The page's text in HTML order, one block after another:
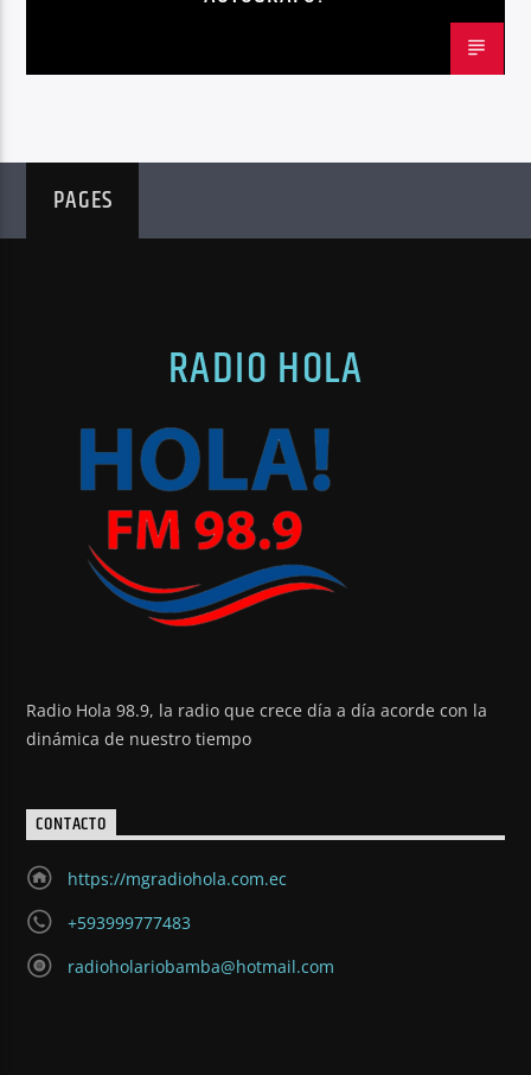
PAGES
RADIO HOLA
Radio Hola 98.9, la radio que crece día a día acorde con la
dinámica de nuestro tiempo
CONTACTO
https://mgradiohola.com.ec
+593999777483
radioholariobamba@hotmail.com